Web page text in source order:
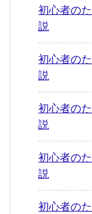
初心者の
説
初心者の
説
初心者の
説
初心者の
説
初心者の